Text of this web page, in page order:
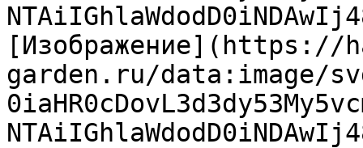
[Изображение](https://
garden.ru/data:image/